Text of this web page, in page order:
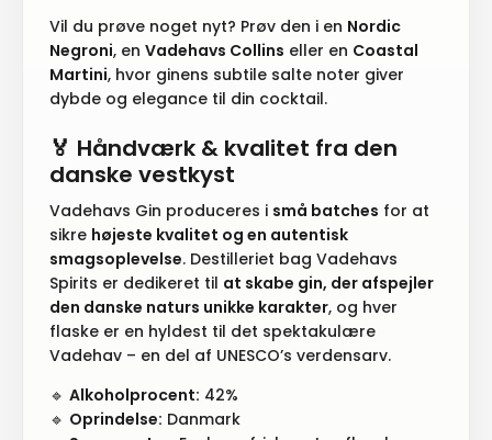
Vil du prøve noget nyt? Prøv den i en Nordic
Negroni, en Vadehavs Collins eller en Coastal
Martini, hvor ginens subtile salte noter giver
dybde og elegance til din cocktail.
🏅 Håndværk & kvalitet fra den
danske vestkyst
Vadehavs Gin produceres i små batches for at
sikre højeste kvalitet og en autentisk
smagsoplevelse. Destilleriet bag Vadehavs
Spirits er dedikeret til at skabe gin, der afspejler
den danske naturs unikke karakter, og hver
flaske er en hyldest til det spektakulære
Vadehav – en del af UNESCO’s verdensarv.
🔹 Alkoholprocent: 42%
🔹 Oprindelse: Danmark